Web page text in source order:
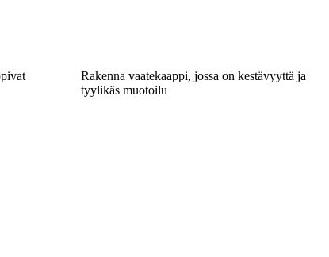
Rakenna vaatekaappi, jossa on kestävyyttä ja
tyylikäs muotoilu